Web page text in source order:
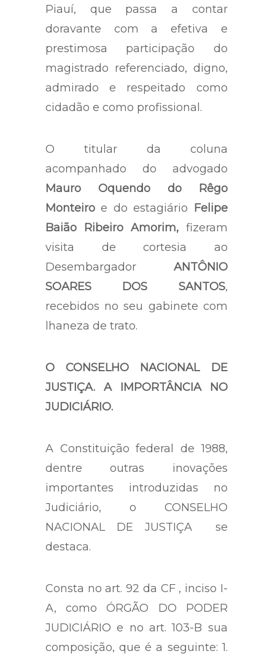
Piauí, que passa a contar
doravante com a efetiva e
prestimosa participação do
magistrado referenciado, digno,
admirado e respeitado como
cidadão e como profissional.
O titular da coluna
acompanhado do advogado
Mauro Oquendo do Rêgo
Monteiro e do estagiário Felipe
Baião Ribeiro Amorim,fizeram
visita de cortesia ao
Desembargador ANTÔNIO
SOARES DOS SANTOS,
recebidos no seu gabinete com
lhaneza de trato.
O CONSELHO NACIONAL DE
JUSTIÇA. A IMPORTÂNCIA NO
JUDICIÁRIO.
A Constituição federal de 1988,
dentre outras inovações
importantes introduzidas no
Judiciário, o CONSELHO
NACIONAL DE JUSTIÇA se
destaca.
Consta no art. 92 da CF , inciso I-
A, como ÓRGÃO DO PODER
JUDICIÁRIO e no art. 103-B sua
composição, que é a seguinte: 1.